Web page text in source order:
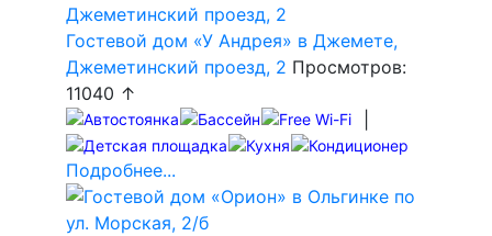
Гостевой дом «У Андрея» в Джемете,
Джеметинский проезд, 2 Просмотров:
11040 ↑
Подробнее...